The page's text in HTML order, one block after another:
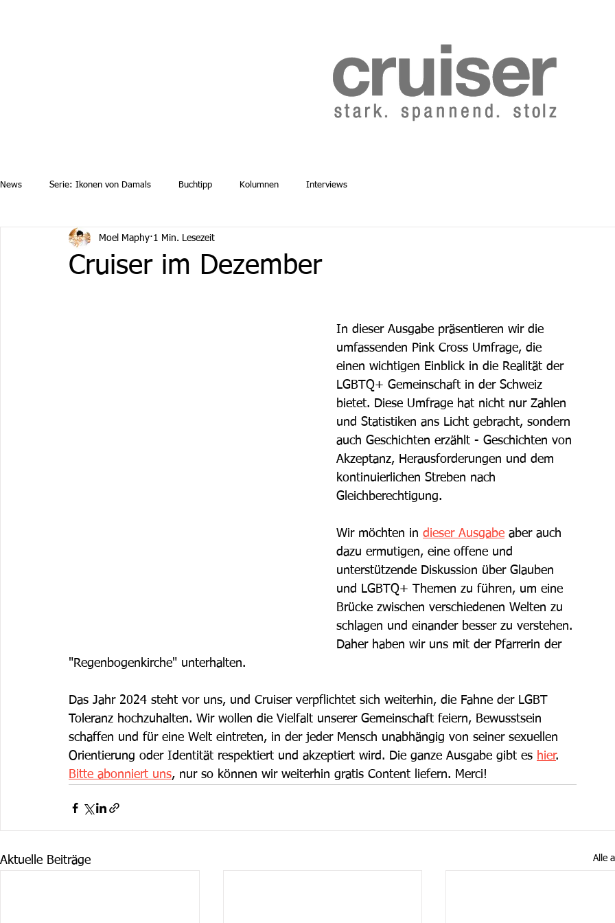
News Serie: Ikonen von Damals Buchtipp Kolumnen Interviews
Cruiser im Dezember
Moel Maphy 1 Min. Lesezeit
In dieser Ausgabe präsentieren wir die
umfassenden Pink Cross Umfrage, die
einen wichtigen Einblick in die Realität der
LGBTQ+ Gemeinschaft in der Schweiz
bietet. Diese Umfrage hat nicht nur Zahlen
und Statistiken ans Licht gebracht, sondern
auch Geschichten erzählt - Geschichten von
Akzeptanz, Herausforderungen und dem
kontinuierlichen Streben nach
Gleichberechtigung.
Wir möchten in dieser Ausgabe aber auch
dazu ermutigen, eine offene und
unterstützende Diskussion über Glauben
und LGBTQ+ Themen zu führen, um eine
Brücke zwischen verschiedenen Welten zu
schlagen und einander besser zu verstehen.
Daher haben wir uns mit der Pfarrerin der
"Regenbogenkirche" unterhalten.
Das Jahr 2024 steht vor uns, und Cruiser verpflichtet sich weiterhin, die Fahne der LGBT
Toleranz hochzuhalten. Wir wollen die Vielfalt unserer Gemeinschaft feiern, Bewusstsein
schaffen und für eine Welt eintreten, in der jeder Mensch unabhängig von seiner sexuellen
Orientierung oder Identität respektiert und akzeptiert wird. Die ganze Ausgabe gibt es hier.
Bitte abonniert uns, nur so können wir weiterhin gratis Content liefern. Merci!
Aktuelle Beiträge Alle